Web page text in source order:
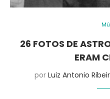
26 FOTOS DE
ERAM
por Luiz Antonio